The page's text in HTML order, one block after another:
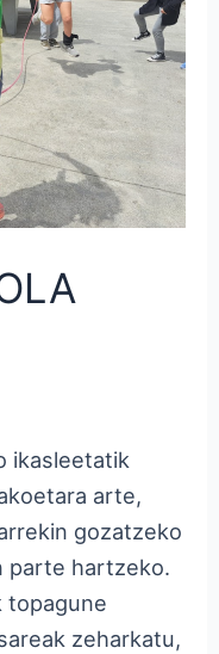
ikasleetatik
arte,
gozatzeko
parte hartzeko.
topagune
zeharkatu,